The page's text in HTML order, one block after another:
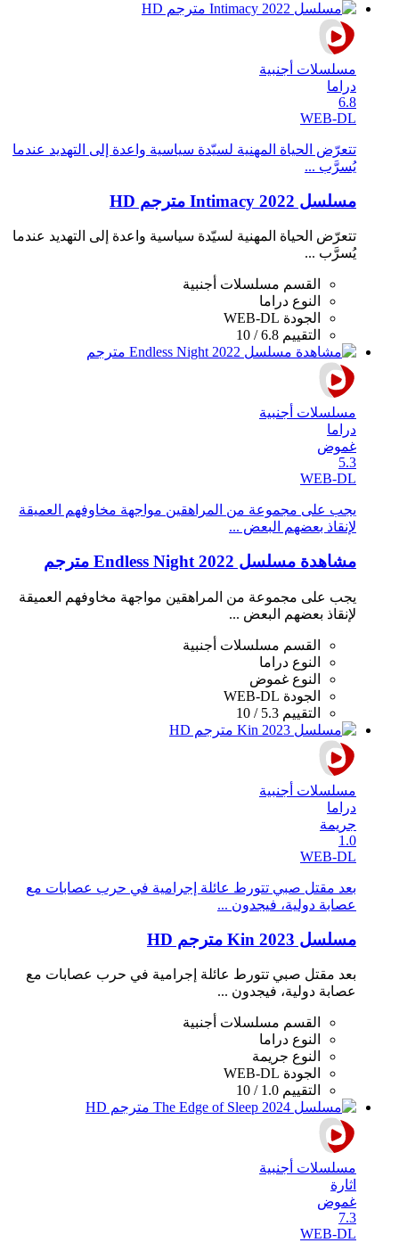
مسلسلات أجنبية
دراما
6.8
WEB-DL
تتعرّض الحياة المهنية لسيّدة سياسية واعدة إلى التهديد عندما
يُسرَّب ...
مسلسل Intimacy 2022 مترجم HD
تتعرّض الحياة المهنية لسيّدة سياسية واعدة إلى التهديد عندما
يُسرَّب ...
القسم مسلسلات أجنبية
النوع دراما
الجودة WEB-DL
التقييم 6.8 / 10
مسلسلات أجنبية
دراما
غموض
5.3
WEB-DL
يجب على مجموعة من المراهقين مواجهة مخاوفهم العميقة
لإنقاذ بعضهم البعض ...
مشاهدة مسلسل Endless Night 2022 مترجم
يجب على مجموعة من المراهقين مواجهة مخاوفهم العميقة
لإنقاذ بعضهم البعض ...
القسم مسلسلات أجنبية
النوع دراما
النوع غموض
الجودة WEB-DL
التقييم 5.3 / 10
مسلسلات أجنبية
دراما
جريمة
1.0
WEB-DL
بعد مقتل صبي تتورط عائلة إجرامية في حرب عصابات مع
عصابة دولية، فيجدون ...
مسلسل Kin 2023 مترجم HD
بعد مقتل صبي تتورط عائلة إجرامية في حرب عصابات مع
عصابة دولية، فيجدون ...
القسم مسلسلات أجنبية
النوع دراما
النوع جريمة
الجودة WEB-DL
التقييم 1.0 / 10
مسلسلات أجنبية
اثارة
غموض
7.3
WEB-DL